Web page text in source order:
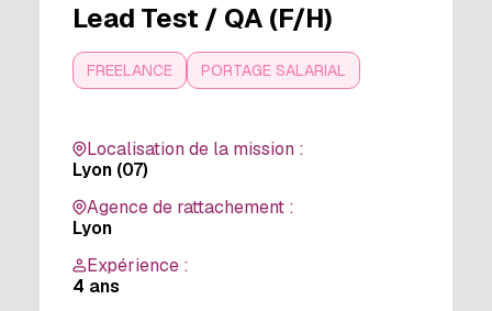
Lead Test / QA (F/H)
FREELANCE PORTAGE SALARIAL
Localisation de la mission :
Lyon (07)
Agence de rattachement :
Lyon
Expérience :
4 ans